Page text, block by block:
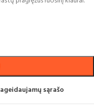
sąrašo